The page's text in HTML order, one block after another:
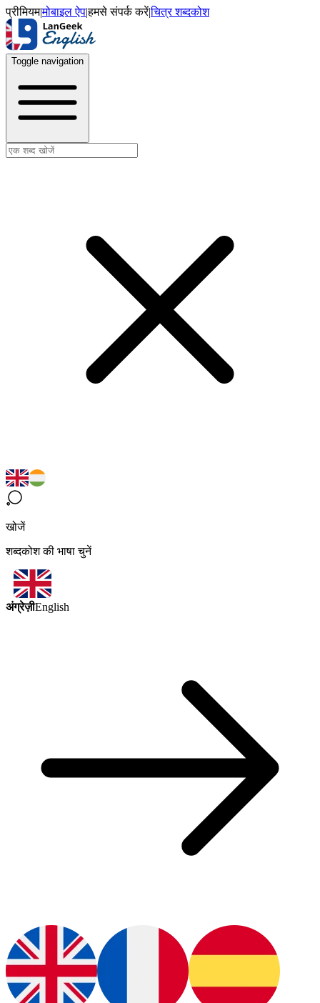
प्रीमियम|मोबाइल ऐप|हमसे संपर्क करें|चित्र शब्दकोश
Toggle navigation
खोजें
शब्दकोश की भाषा चुनें
अंग्रेज़ीEnglish